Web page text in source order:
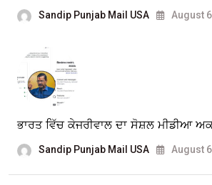
Sandip Punjab Mail USA August
ਭਾਰਤ ਵਿੱਚ ਕੇਜਰੀਵਾਲ ਦਾ ਸੋਸ਼ਲ ਮੀਡੀਆ
Sandip Punjab Mail USA August